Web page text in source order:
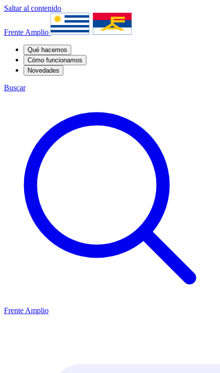
Saltar al contenido
Frente Amplio
Qué hacemos
Cómo funcionamos
Novedades
Buscar
Frente Amplio